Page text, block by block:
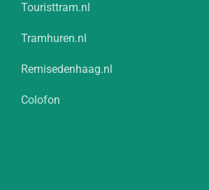
Touristtram.nl
Tramhuren.nl
Remisedenhaag.nl
Colofon